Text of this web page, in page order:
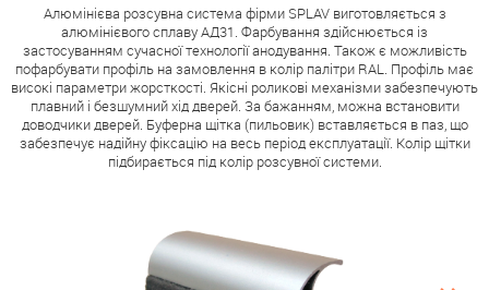
Алюмінієва розсувна система фірми SPLAV виготовляється з
алюмінієвого сплаву АД31. Фарбування здійснюється із
застосуванням сучасної технології анодування. Також є можливість
пофарбувати профіль на замовлення в колір палітри RAL. Профіль має
високі параметри жорсткості. Якісні роликові механізми забезпечують
плавний і безшумний хід дверей. За бажанням, можна встановити
доводчики дверей. Буферна щітка (пильовик) вставляється в паз, що
забезпечує надійну фіксацію на весь період експлуатації. Колір щітки
підбирається під колір розсувної системи.